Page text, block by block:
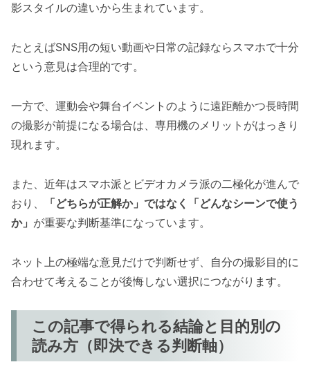
影スタイルの違いから生まれています。
たとえばSNS用の短い動画や日常の記録ならスマホで十分
という意見は合理的です。
一方で、運動会や舞台イベントのように遠距離かつ長時間
の撮影が前提になる場合は、専用機のメリットがはっきり
現れます。
また、近年はスマホ派とビデオカメラ派の二極化が進んで
おり、
「どちらが正解か」ではなく「どんなシーンで使う
か」 が重要な判断基準になっています。
ネット上の極端な意見だけで判断せず、自分の撮影目的に
合わせて考えることが後悔しない選択につながります。
この記事で得られる結論と目的別の
読み方（即決できる判断軸）